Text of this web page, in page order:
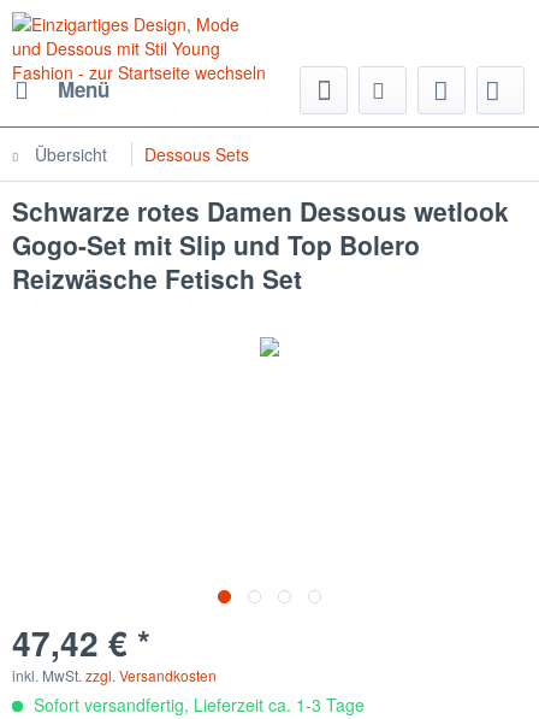
Menü
Übersicht Dessous Sets
Schwarze rotes Damen Dessous wetlook
Gogo-Set mit Slip und Top Bolero
Reizwäsche Fetisch Set
47,42 € *
inkl. MwSt. zzgl. Versandkosten
Sofort versandfertig, Lieferzeit ca. 1-3 Tage